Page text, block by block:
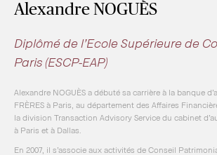
Conseil Patrimonial
Financement & Services pratiques
Équipe
T :(+33) 3 87 76 30 00
Alexandre NOGUÈS
Diplômé de l’Ecole Supérieure de
Paris (ESCP-EAP)
Alexandre NOGUÈS a débuté sa carrière à la banque
FRÈRES à Paris, au département des Affaires
la division Transaction Advisory Service du cabinet
à Paris et à Dallas.
En 2007, il s’associe aux activités de Conseil